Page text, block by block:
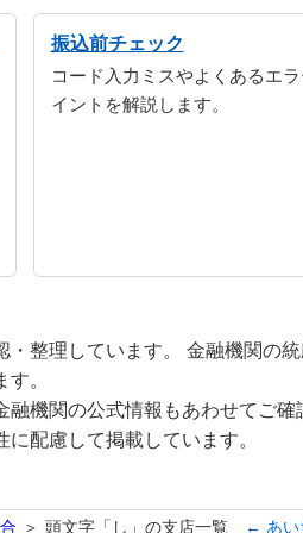
振込前チェック
コード入力ミスやよくあるエ
イントを解説します。
整理しています。 金融機関の
。
機関の公式情報もあわせてご確
配慮して掲載しています。
頭文字「し」の支店一覧 ← あい